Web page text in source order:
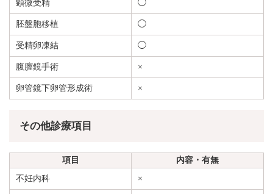
顕微受精 ◯
胚盤胞移植 ◯
受精卵凍結 ◯
腹膣鏡手術 ×
卵管鏡下卵管形成術 ×
その他診療項目
項目
内容・有無
不妊内科
×